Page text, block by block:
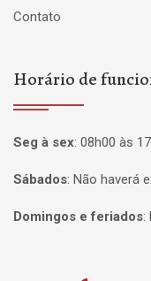
Contato
Horário de
Seg à sex: 08h00 às
Sábados: Não haverá
Domingos e feriados: